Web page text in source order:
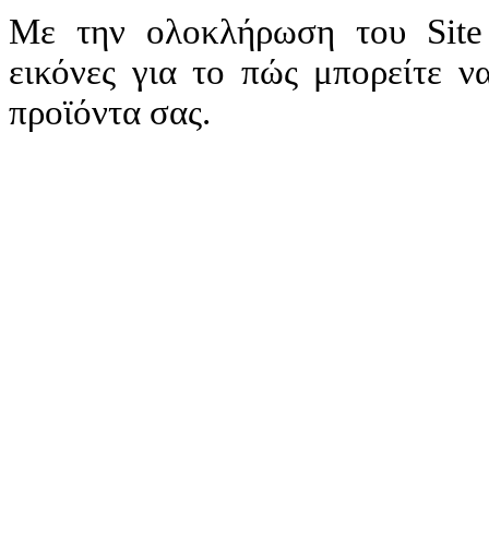
Με την ολοκλήρωση του Site
εικόνες για το πώς μπορείτε
προϊόντα σας.